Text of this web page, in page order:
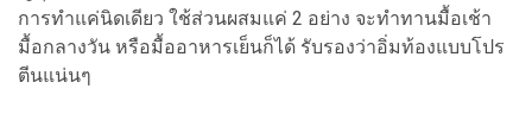
การทำแค่นิดเดียว ใช้ส่วนผสมแค่ 2 อย่าง จะทำทานมื้อเช้า
มื้อกลางวัน หรือมื้ออาหารเย็นก็ได้ รับรองว่าอิ่มท้องแบบโปร
ตีนแน่นๆ